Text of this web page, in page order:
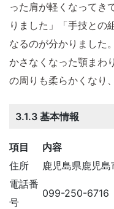
った肩が軽くなってき
りました」「手技との
なるのが分かりました
かさなくなった顎まわ
の周りも柔らかくなり
3.1.3 基本情報
項目
内容
住所
鹿児島県鹿児
電話番
号
099-250-6716